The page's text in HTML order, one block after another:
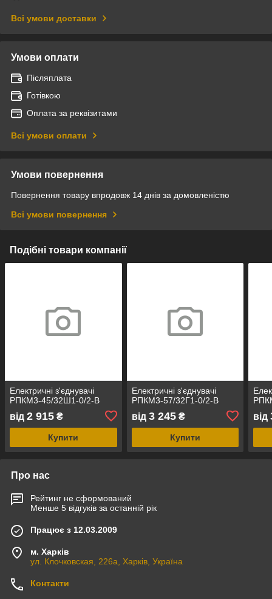
Всі умови доставки
Умови оплати
Післяплата
Готівкою
Оплата за реквізитами
Всі умови оплати
Умови повернення
Повернення товару впродовж 14 днів за домовленістю
Всі умови повернення
Подібні товари компанії
Електричні з'єднувачі
РПКМ3-45/32Ш1-0/2-В
від 2 915 ₴
Купити
Електричні з'єднувачі
РПКМ3-57/32Г1-0/2-В
від 3 245₴
Купити
від
Про нас
Рейтинг не сформований
Менше 5 відгуків за останній рік
Працює з 12.03.2009
м. Харків
ул. Клочковская, 226а, Харків, Україна
Контакти